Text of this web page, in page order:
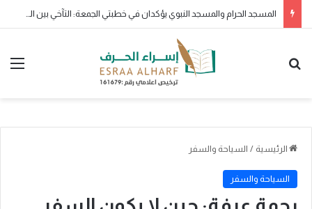
ولو بشق تمرة
الرئيسية / السياحة والسفر
السياحة والسفر